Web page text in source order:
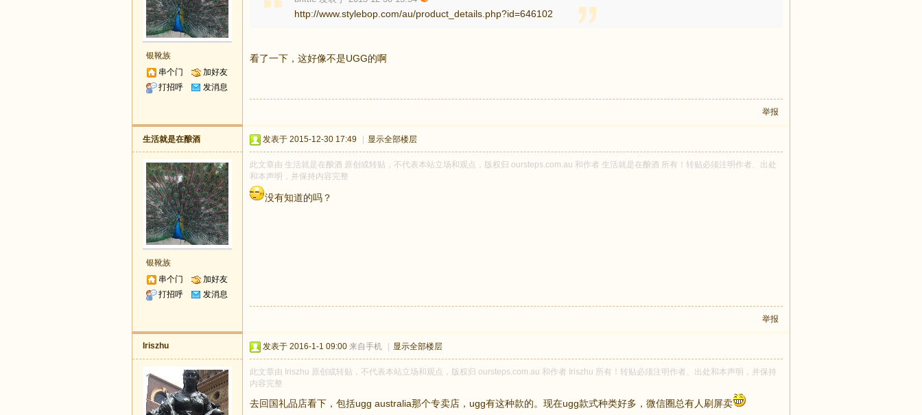
银靴族
串个门
加好友
打招呼
发消息
http://www.stylebop.com/au/product_details.php?id=646102
看了一下，这好像不是UGG的啊
举报
生活就是在酿酒
银靴族
串个门
加好友
打招呼
发消息
发表于 2015-12-30 17:49 显示全部楼层
此文章由 生活就是在酿酒 原创或转贴，不代表本站立场和观点，版权归 oursteps.com.au 和作者 生活就是在酿酒 所有！转贴必须注明作者、出处
和本声明，并保持内容完整
没有知道的吗？
举报
Iriszhu 发表于 2016-1-1 09:00 来自手机 显示全部楼层
此文章由 Iriszhu 原创或转贴，不代表本站立场和观点，版权归 oursteps.com.au 和作者 Iriszhu 所有！转贴必须注明作者、出处和本声明，并保持
内容完整
去回国礼品店看下，包括ugg australia那个专卖店，ugg有这种款的。现在ugg款式种类好多，微信圈总有人刷屏卖